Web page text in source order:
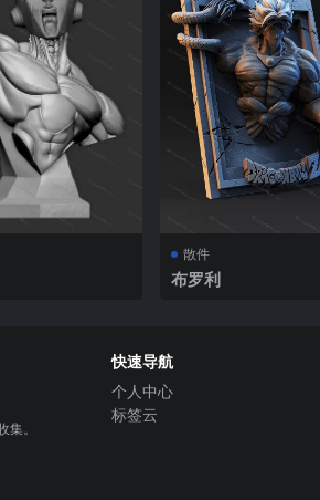
散件
布罗利
。
快速导航
个人中心
标签云